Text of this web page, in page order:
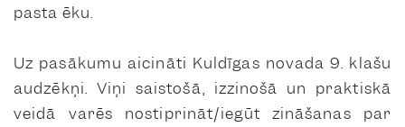
pasta ēku.
Uz pasākumu aicināti Kuldīgas novada 9. klašu
audzēkņi. Viņi saistošā, izzinošā un praktiskā
veidā varēs nostiprināt/iegūt zināšanas par